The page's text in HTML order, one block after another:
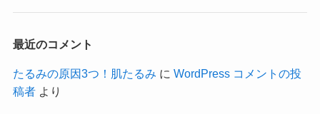
最近のコメント
たるみの原因3つ！肌たるみ に WordPress コメントの投
稿者より